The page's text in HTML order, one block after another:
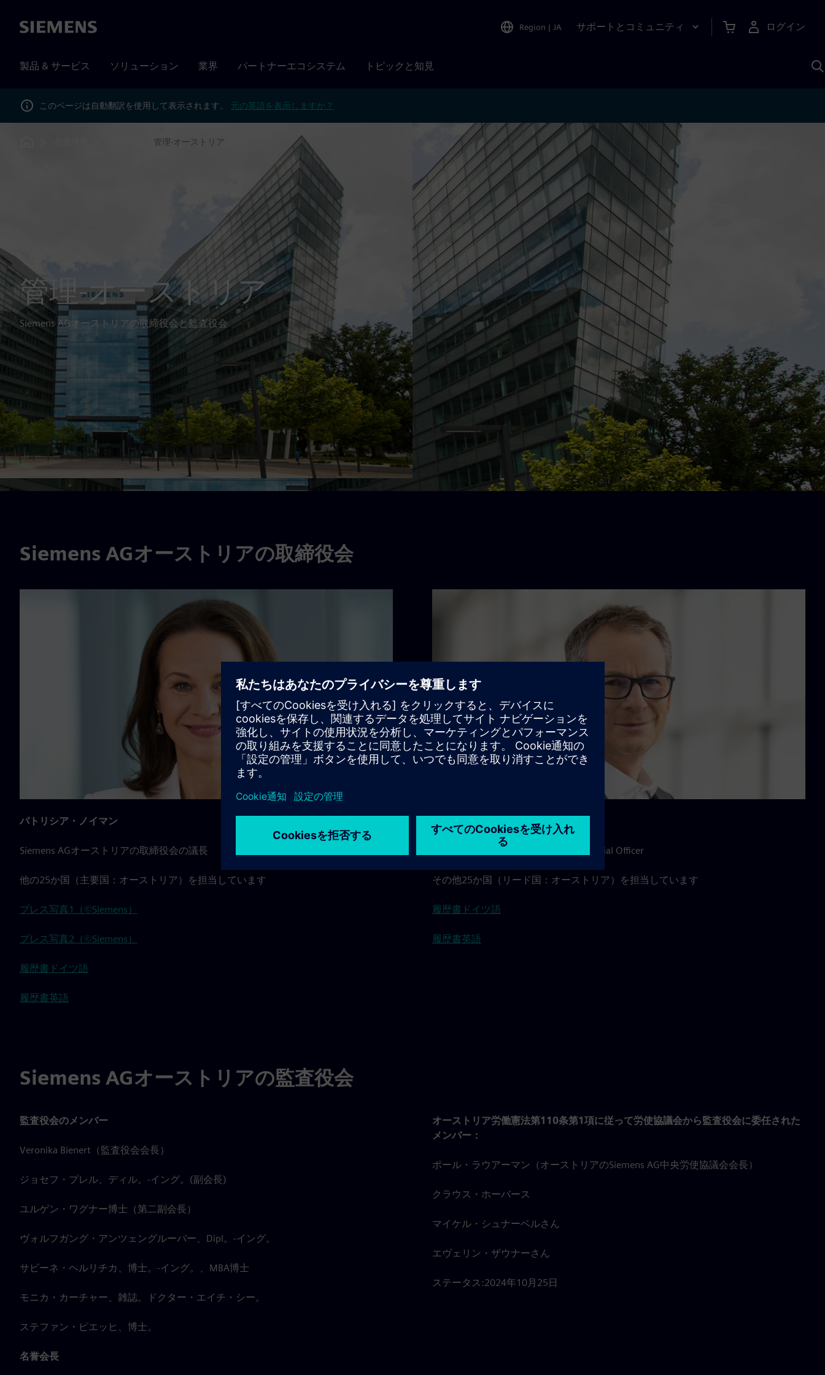
Siemens Region | JA サポートとコミュニティ ログイン
製品 & サービス ソリューション 業界 パートナーエコシステム トピックと知見
このページは自動翻訳を使用して表示されます。 元の英語を表示しますか？
管理-オーストリア
管理-オーストリア
Siemens AGオーストリアの取締役会と監査役会
Siemens AGオーストリアの取締役会
パトリシア・ノイマン
Siemens AGオーストリアの取締役会の議長
他の25か国（主要国：オーストリア）を担当しています
プレス写真1（©Siemens）
プレス写真2（©Siemens）
履歴書ドイツ語
履歴書英語
ベルント・ウルブリヒト
Siemens AGオーストリアのChief Financial Officer
その他25か国（リード国：オーストリア）を担当しています
履歴書ドイツ語
履歴書英語
Siemens AGオーストリアの監査役会
監査役会のメンバー
Veronika Bienert（監査役会会長）
ジョセフ・プレル、ディル。-イング。(副会長)
ユルゲン・ワグナー博士（第二副会長）
ヴォルフガング・アンツェングルーバー、Dipl。-イング。
サビーネ・ヘルリチカ、博士。-イング。、MBA博士
モニカ・カーチャー、雑誌。ドクター・エイチ・シー。
ステファン・ピエッヒ、博士。
名誉会長
オーストリア労働憲法第110条第1項に従って労使協議会から監査役会に委任された
メンバー：
ポール・ラウアーマン（オーストリアのSiemens AG中央労使協議会会長）
クラウス・ホーバース
マイケル・シュナーベルさん
エヴェリン・ザウナーさん
ステータス:2024年10月25日